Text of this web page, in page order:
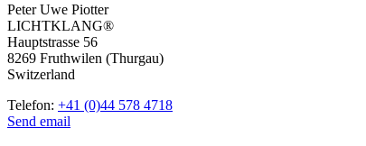
Peter Uwe Piotter
LICHTKLANG®
Hauptstrasse 56
8269 Fruthwilen (Thurgau)
Switzerland
Telefon: +41 (0)44 578 4718
Send email